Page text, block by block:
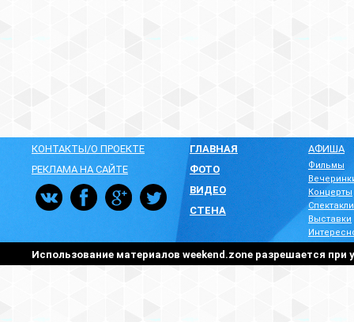
КОНТАКТЫ/О ПРОЕКТЕ
РЕКЛАМА НА САЙТЕ
ГЛАВНАЯ
ФОТО
ВИДЕО
СТЕНА
АФИША
Фильмы
Концерты
Спектакли
Выставки
Использование материалов weekend.zone разрешается